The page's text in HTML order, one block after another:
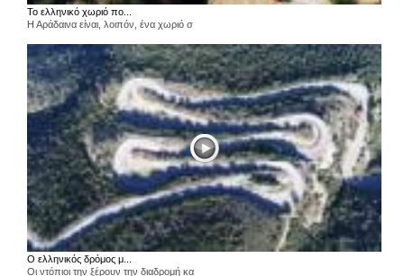
Το ελληνικό χωριό πο...
Η Αράδαινα είναι, λοιπόν, ένα χωριό σ
Ο ελληνικός δρόμος μ...
Οι ντόπιοι την ξέρουν την διαδρομή κα